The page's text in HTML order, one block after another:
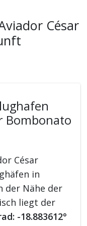
César
Bombonato
César
in
der Nähe der
liegt der
-18.883612°